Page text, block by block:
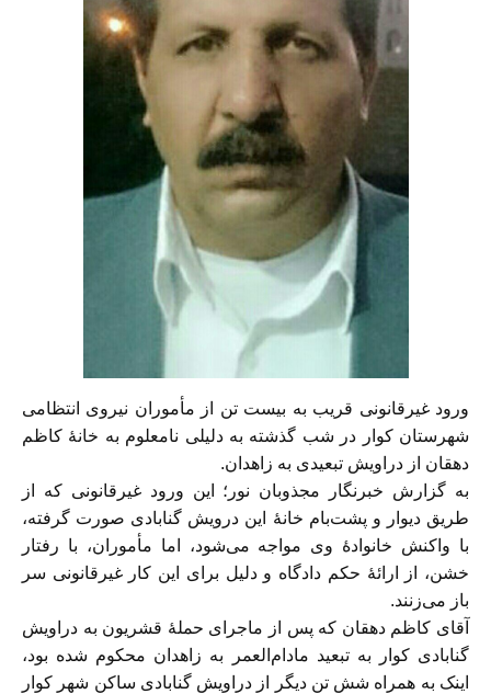
ورود غيرقانونى قريب به بيست تن از مأموران نيروى انتظامى
شهرستان كوار در شب گذشته به دليلى نامعلوم به خانهٔ كاظم
دهقان از دراويش تبعيدى به زاهدان.
به گزارش خبرنگار مجذوبان نور؛ اين ورود غيرقانونى كه از
طريق ديوار و پشت‌بام خانهٔ اين درويش گنابادى صورت گرفته،
با واكنش خانوادهٔ وى مواجه مى‌شود، اما مأموران، با رفتار
خشن، از ارائهٔ حكم دادگاه و دليل براى اين كار غيرقانونى سر
باز مى‌زنند.
آقاى كاظم دهقان كه پس از ماجراى حملهٔ قشريون به دراويش
گنابادى كوار به تبعيد مادام‌العمر به زاهدان محكوم شده بود،
اينک به همراه شش تن ديگر از دراويش گنابادى ساكن شهر كوار